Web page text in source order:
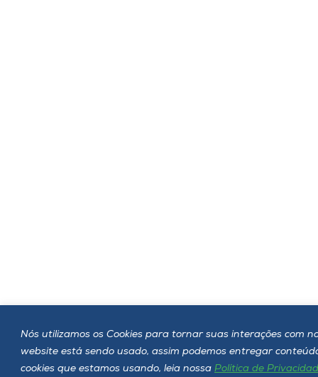
Nós utilizamos os Cookies para tornar suas interações com
website está sendo usado, assim podemos entregar
cookies que estamos usando, leia nossa Política de